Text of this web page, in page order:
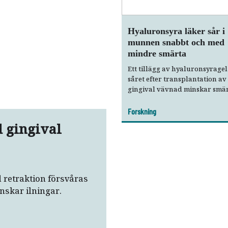
gingival
retraktion försvåras
ilningar.
Hyaluronsyra läker sår i
munnen snabbt och med
mindre smärta
Ett tillägg av
såret efter transplantation av
gingival vävnad minskar
sårläkningsprocessen, visar ny
studie.
Forskning